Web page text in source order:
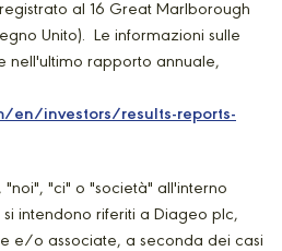
al 16 Great Marlborough
Unito). Le informazioni sulle
nell'ultimo rapporto annuale,
en/investors/results-reports-
"noi", "ci" o "società" all'interno
intendono riferiti a Diageo plc,
e/o associate, a seconda dei casi